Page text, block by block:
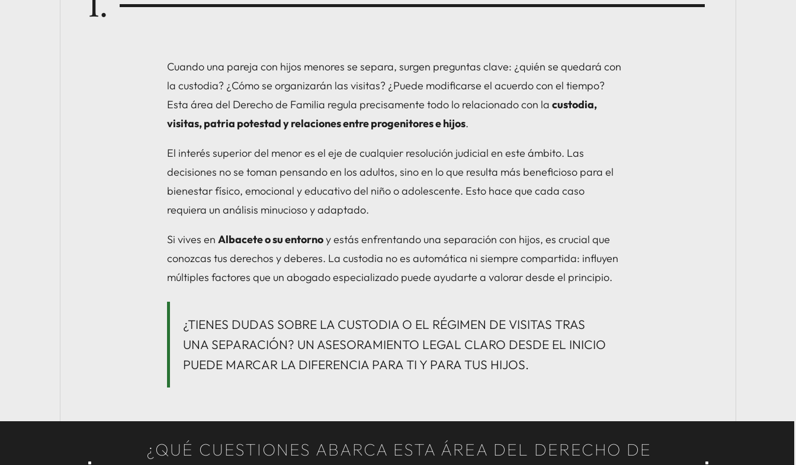
Cuando una pareja con hijos menores se separa, surgen preguntas clave: ¿quién se quedará con
la custodia? ¿Cómo se organizarán las visitas? ¿Puede modificarse el acuerdo con el tiempo?
Esta área del Derecho de Familia regula precisamente todo lo relacionado con lacustodia,
visitas, patria potestad y relaciones entre progenitores e hijos.
El interés superior del menor es el eje de cualquier resolución judicial en este ámbito. Las
decisiones no se toman pensando en los adultos, sino en lo que resulta más beneficioso para el
bienestar físico, emocional y educativo del niño o adolescente. Esto hace que cada caso
requiera un análisis minucioso y adaptado.
Si vives enAlbacete o su entornoy estás enfrentando una separación con hijos, es crucial que
conozcas tus derechos y deberes. La custodia no es automática ni siempre compartida: influyen
múltiples factores que un abogado especializado puede ayudarte a valorar desde el principio.
¿TIENES DUDAS SOBRE LA CUSTODIA O EL RÉGIMEN DE VISITAS TRAS
UNA SEPARACIÓN? UN ASESORAMIENTO LEGAL CLARO DESDE EL INICIO
PUEDE MARCAR LA DIFERENCIA PARA TI Y PARA TUS HIJOS.
¿QUÉ CUESTIONES ABARCA ESTA ÁREA DEL DERECHO DE